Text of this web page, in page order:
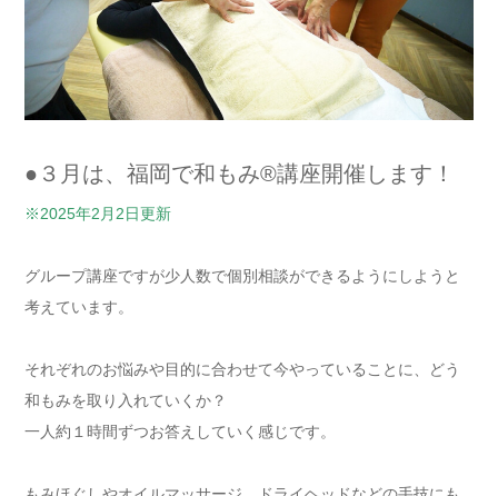
●３月は、福岡で和もみ®講座開催します！
※2025年2月2日更新
グループ講座ですが少人数で個別相談ができるようにしようと
考え ています。
それぞれのお悩みや目的に合わせて今やっていることに、
どう
和もみを取り入れていくか？
一人約１時間ずつお答えしていく感じです。